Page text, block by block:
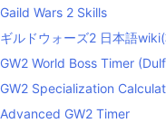
Gaild Wars 2 Skills
ギルドウォーズ2 日本語
GW2 World Boss Timer
GW2 Specialization
Advanced GW2 Timer